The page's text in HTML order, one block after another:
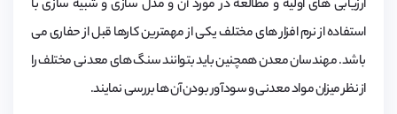
ارزیابی های اولیه و مطالعه در مورد آن و مدل سازی و شبیه سازی با
استفاده از نرم افزار های مختلف یکی از مهمترین کارها قبل از حفاری می
باشد. مهندسان معدن همچنین باید بتوانند سنگ های معدنی مختلف را
از نظر میزان مواد معدنی و سودآور بودن آن ها بررسی نمایند.